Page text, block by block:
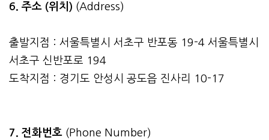
6. 주소 (위치) (Address)
출발지점 : 서울특별시 서초구 반포동 19-4 서울특별시
서초구 신반포로 194
도착지점 : 경기도 안성시 공도읍 진사리 10-17
7. 전화번호 (Phone Number)